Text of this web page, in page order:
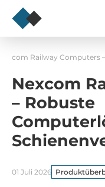
Railway Computers
Nexcom
– Robuste
01 Juli 2026